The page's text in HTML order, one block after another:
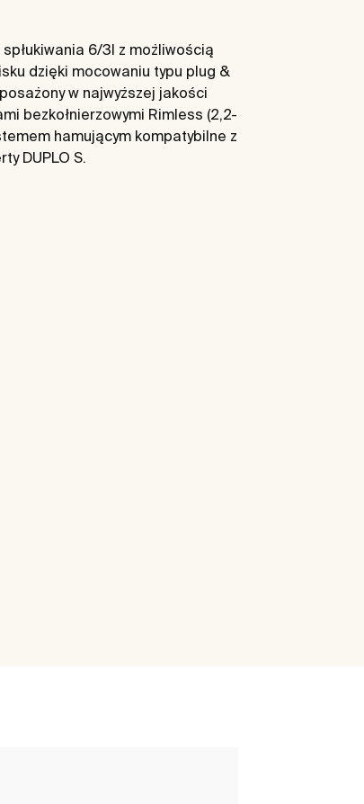
6/3l z możliwością
dzięki mocowaniu typu plug &
w najwyższej jakości
bezkołnierzowymi Rimless (2,2-
hamującym kompatybilne z
DUPLO S.